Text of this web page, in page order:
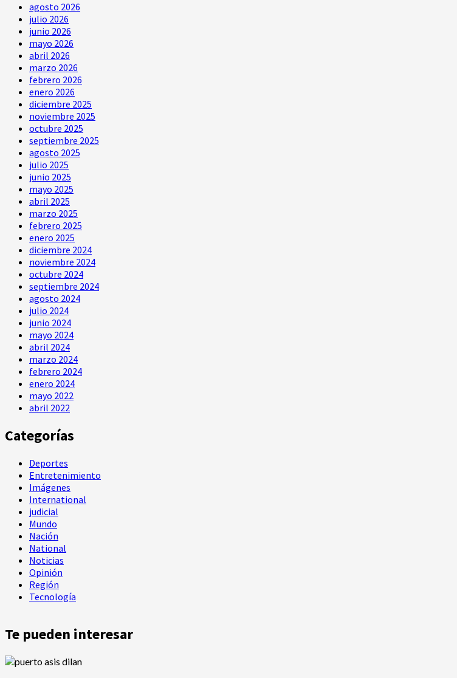
agosto 2026
julio 2026
junio 2026
mayo 2026
abril 2026
marzo 2026
febrero 2026
enero 2026
diciembre 2025
noviembre 2025
octubre 2025
septiembre 2025
agosto 2025
julio 2025
junio 2025
mayo 2025
abril 2025
marzo 2025
febrero 2025
enero 2025
diciembre 2024
noviembre 2024
octubre 2024
septiembre 2024
agosto 2024
julio 2024
junio 2024
mayo 2024
abril 2024
marzo 2024
febrero 2024
enero 2024
mayo 2022
abril 2022
Categorías
Deportes
Entretenimiento
Imágenes
International
judicial
Mundo
Nación
National
Noticias
Opinión
Región
Tecnología
Te pueden interesar